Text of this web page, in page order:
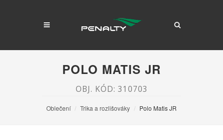
POLO MATIS JR
OBJ. KÓD: 310703
Oblečení Trika a rozlišováky Polo Matis JR